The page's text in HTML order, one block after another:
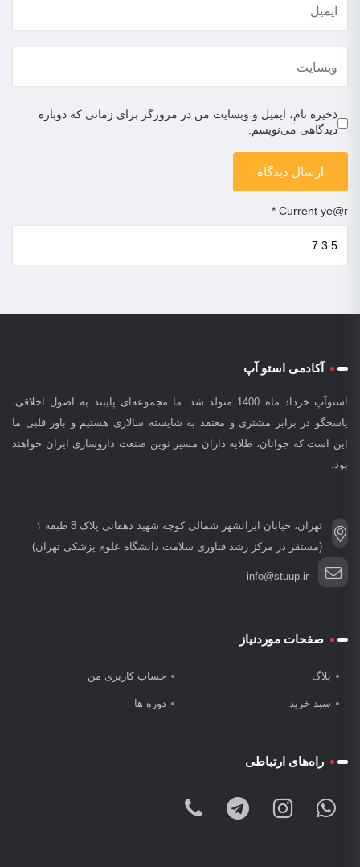
ذخیره نام، ایمیل و وبسایت من در مرورگر برای زمانی که دوباره
دیدگاهی می‌نویسم.
Current ye@r
*
آکادمی استو آپ
استوآپ خرداد ماه 1400 متولد شد. ما مجموعه‌ای پایبند به اصول اخلاقی،
پاسخگو در برابر مشتری و معتقد به شایسته سالاری هستیم و باور قلبی ما
این است که جوانان، طلایه داران مسیر نوین صنعت داروسازی ایران خواهند
بود.
تهران، خیابان ایرانشهر شمالی کوچه شهید دهقانی پلاک 8 طبقه ۱
(مستقر در مرکز رشد فناوری سلامت دانشگاه علوم پزشکی تهران)
info@stuup.ir
صفحات موردنیاز
بلاگ حساب کاربری من
سبد خرید دوره ها
راه‌های ارتباطی